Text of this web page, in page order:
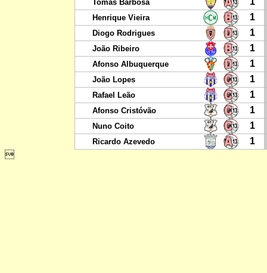
Tomás Barbosa
Henrique Vieira 1
Diogo Rodrigues 1
João Ribeiro 1
Afonso Albuquerque 1
João Lopes 1
Rafael Leão 1
Afonso Cristóvão 1
Nuno Coito 1
Ricardo Azevedo
1
